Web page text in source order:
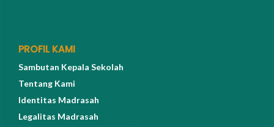
PROFIL KAMI
Sambutan Kepala Sekolah
Tentang Kami
Identitas Madrasah
Legalitas Madrasah